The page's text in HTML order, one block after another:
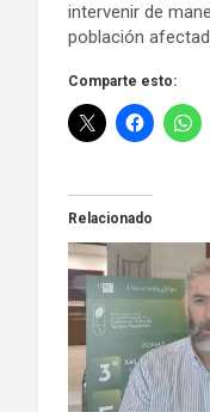
intervenir de
población
Comparte esto:
Relacionado